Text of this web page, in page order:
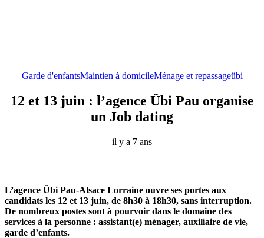
Garde d'enfantsMaintien à domicileMénage et repassageübi
12 et 13 juin : l’agence Übi Pau organise
un Job dating
il y a 7 ans
L’agence Übi Pau-Alsace Lorraine ouvre ses portes aux
candidats les 12 et 13 juin, de 8h30 à 18h30, sans interruption.
De nombreux postes sont à pourvoir dans le domaine des
services à la personne : assistant(e) ménager, auxiliaire de vie,
garde d’enfants.